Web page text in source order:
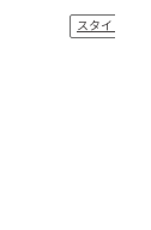
スタイリング